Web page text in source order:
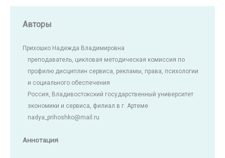
Авторы
Прихошко Надежда Владимировна
преподаватель, цикловая методическая комиссия по
профилю дисциплин сервиса, рекламы, права, психологии
и социального обеспечения
Россия, Владивостокский государственный университет
экономики и сервиса, филиал в г. Артеме
nadya_prihoshko@mail.ru
Аннотация